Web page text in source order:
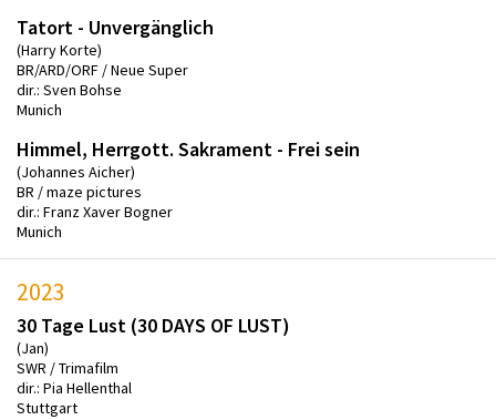
Tatort - Unvergänglich
(Harry Korte)
BR/ARD/ORF / Neue Super
dir.: Sven Bohse
Munich
Himmel, Herrgott. Sakrament - Frei sein
(Johannes Aicher)
BR / maze pictures
dir.: Franz Xaver Bogner
Munich
2023
30 Tage Lust (30 DAYS OF LUST)
(Jan)
SWR / Trimafilm
dir.: Pia Hellenthal
Stuttgart